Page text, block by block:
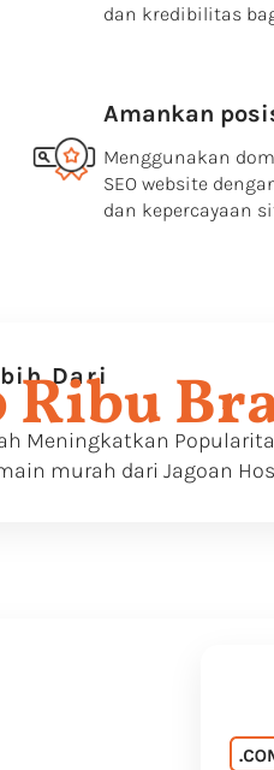
dan kredibilitas
Amankan
Menggunakan
SEO website
dan kepercayaan
Dari
Ribu
Meningkatkan
murah dari Jagoan